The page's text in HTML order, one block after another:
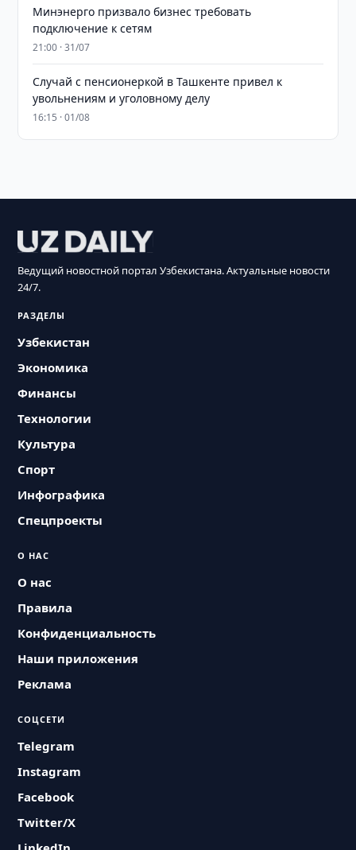
Минэнерго призвало бизнес требовать
подключение к сетям
21:00 · 31/07
Случай с пенсионеркой в Ташкенте привел к
увольнениям и уголовному делу
16:15 · 01/08
Ведущий новостной портал Узбекистана. Актуальные новости
24/7.
РАЗДЕЛЫ
Узбекистан
Экономика
Финансы
Технологии
Культура
Спорт
Инфографика
Спецпроекты
О НАС
О нас
Правила
Конфиденциальность
Наши приложения
Реклама
СОЦСЕТИ
Telegram
Instagram
Facebook
Twitter/X